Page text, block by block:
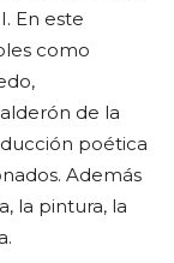
En este
como
de la
poética
Además
la pintura, la